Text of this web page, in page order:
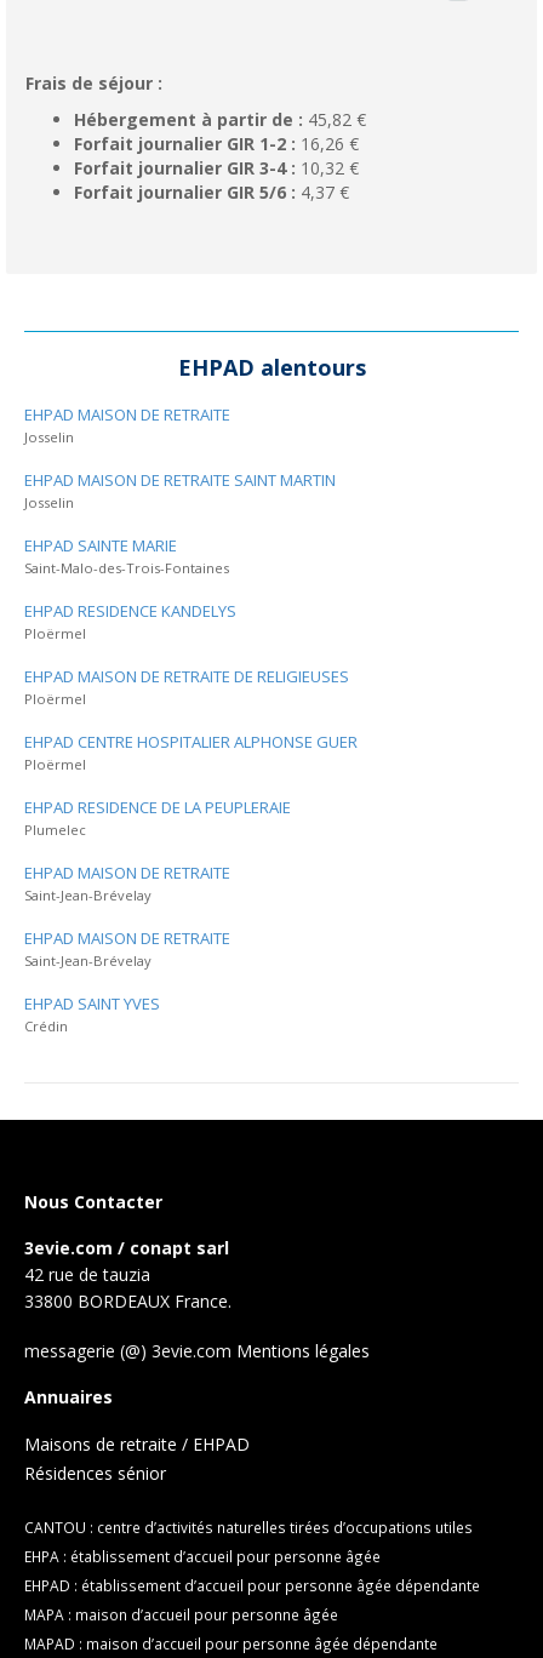
Frais de séjour :
Hébergement à partir de : 45,82 €
Forfait journalier GIR 1-2 : 16,26 €
Forfait journalier GIR 3-4 : 10,32 €
Forfait journalier GIR 5/6 : 4,37 €
EHPAD alentours
EHPAD MAISON DE RETRAITE
Josselin
EHPAD MAISON DE RETRAITE SAINT MARTIN
Josselin
EHPAD SAINTE MARIE
Saint-Malo-des-Trois-Fontaines
EHPAD RESIDENCE KANDELYS
Ploërmel
EHPAD MAISON DE RETRAITE DE RELIGIEUSES
Ploërmel
EHPAD CENTRE HOSPITALIER ALPHONSE GUER
Ploërmel
EHPAD RESIDENCE DE LA PEUPLERAIE
Plumelec
EHPAD MAISON DE RETRAITE
Saint-Jean-Brévelay
EHPAD MAISON DE RETRAITE
Saint-Jean-Brévelay
EHPAD SAINT YVES
Crédin
Nous Contacter
3evie.com / conapt sarl
42 rue de tauzia
33800 BORDEAUX France.
messagerie (@) 3evie.com Mentions légales
Annuaires
Maisons de retraite / EHPAD
Résidences sénior
CANTOU : centre d’activités naturelles tirées d’occupations utiles
EHPA : établissement d’accueil pour personne âgée
EHPAD : établissement d’accueil pour personne âgée dépendante
MAPA : maison d’accueil pour personne âgée
MAPAD : maison d’accueil pour personne âgée dépendante